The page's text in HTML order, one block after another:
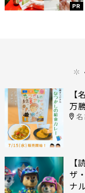
PR
【
万
【
ザ
ナ